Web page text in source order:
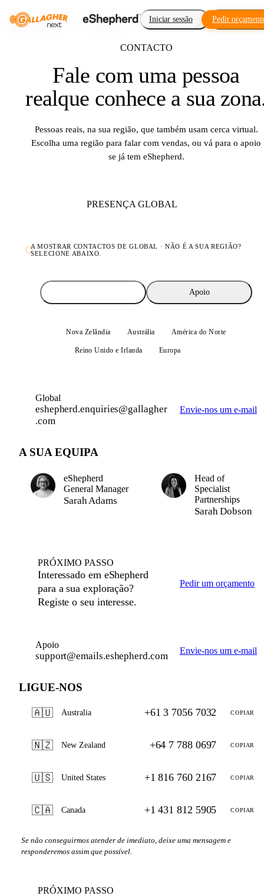
Cerca virtual
Iniciar sessão Pedir
CONTACTO
Fale com uma pessoa
realque conhece a sua
Pessoas reais, na sua região, que também usam cerca virtual.
Escolha uma região para falar com vendas, ou vá para o apoio
se já tem eShepherd.
PRESENÇA GLOBAL
A MOSTRAR CONTACTOS DEGLOBAL · NÃO É A SUA REGIÃO?
SELECIONE ABAIXO.
Apoio
Nova Zelândia Austrália América do Norte
Reino Unido e Irlanda Europa
Global
eshepherd.enquiries@gallagher
.com
Envie-nos um e-mail
A SUA EQUIPA
eShepherd
General Manager
Sarah Adams
Head of
Specialist
Partnerships
Sarah Dobson
PRÓXIMO PASSO
Interessado em eShepherd
para a sua exploração?
Registe o seu interesse.
Pedir um orçamento
Apoio
support@emails.eshepherd.com Envie-nos um e-mail
LIGUE-NOS
🇦🇺 Australia +61 3 7056 7032 COPIAR
🇳🇿 New Zealand +64 7 788 0697 COPIAR
🇺🇸 United States +1 816 760 2167 COPIAR
🇨🇦 Canada +1 431 812 5905 COPIAR
Se não conseguirmos atender de imediato, deixe uma mensagem e
responderemos assim que possível.
PRÓXIMO PASSO